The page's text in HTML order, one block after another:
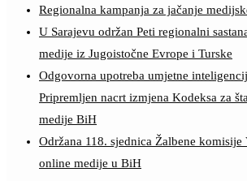
Regionalna kampanja za jačanje
U Sarajevu održan Peti regionalni
medije iz Jugoistočne Evrope i Turske
Odgovorna upotreba umjetne
Pripremljen nacrt izmjena Kodeksa za
medije BiH
Održana 118. sjednica Žalbene komisije
online medije u BiH